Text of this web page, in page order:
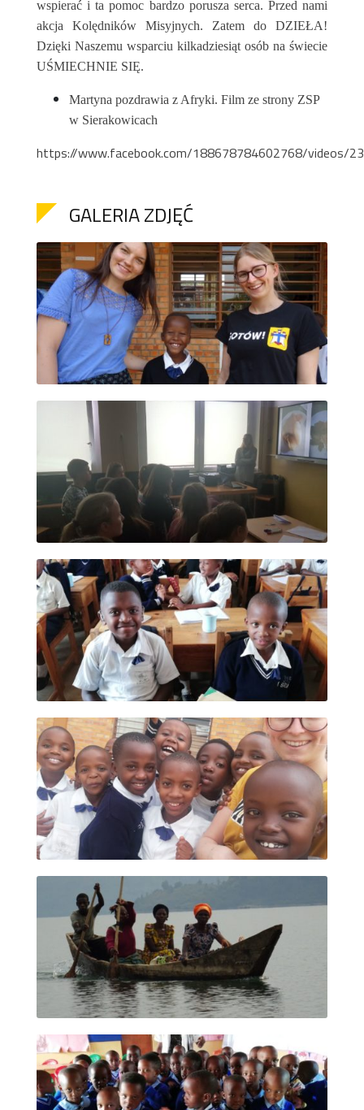
wspierać i ta pomoc bardzo porusza serca. Przed nami
akcja Kolędników Misyjnych. Zatem do DZIEŁA!
Dzięki Naszemu wsparciu kilkadziesiąt osób na świecie
UŚMIECHNIE SIĘ.
Martyna pozdrawia z Afryki. Film ze strony ZSP
w Sierakowicach
https://www.facebook.com/188678784602768/videos/
GALERIA ZDJĘĆ